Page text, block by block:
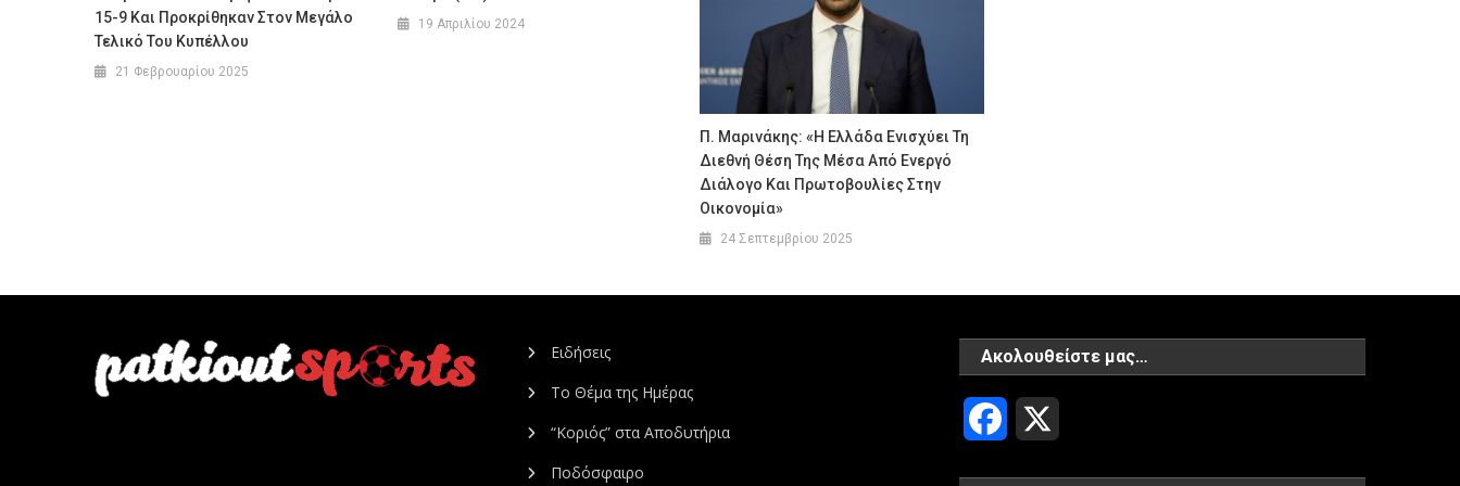
15-9 Και Προκρίθηκαν Στον Μεγάλο
Τελικό Του Κυπέλλου
21 Φεβρουαρίου 2025
19 Απριλίου 2024
Π. Μαρινάκης: «Η Ελλάδα Ενισχύει Τη
Διεθνή Θέση Της Μέσα Από Ενεργό
Διάλογο Και Πρωτοβουλίες Στην
Οικονομία»
24 Σεπτεμβρίου 2025
Ειδήσεις
Το Θέμα της Ημέρας
“Κοριός” στα Αποδυτήρια
Ποδόσφαιρο
Ακολουθείστε μας…
Facebook